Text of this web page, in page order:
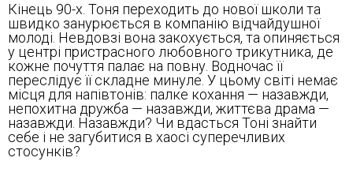
Кінець 90-х. Тоня переходить до нової школи та
швидко занурюється в компанію відчайдушної
молоді. Невдовзі вона закохується, та опиняється
у центрі пристрасного любовного трикутника, де
кожне почуття палає на повну. Водночас її
переслідує її складне минуле. У цьому світі немає
місця для напівтонів: палке кохання — назавжди,
непохитна дружба — назавжди, життєва драма —
назавжди. Назавжди? Чи вдасться Тоні знайти
себе і не загубитися в хаосі суперечливих
стосунків?